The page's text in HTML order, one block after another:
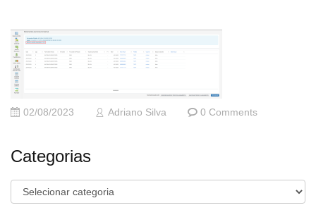
02/08/2023 Adriano Silva 0 Comments
Categorias
Categorias